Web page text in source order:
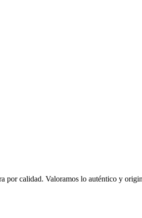
por calidad. Valoramos lo auténtico y